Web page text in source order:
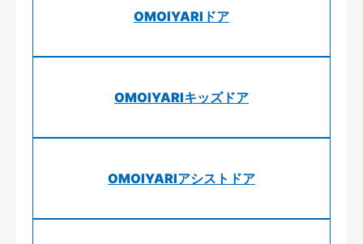
OMOIYARIドア
OMOIYARIキッズドア
OMOIYARIアシストドア